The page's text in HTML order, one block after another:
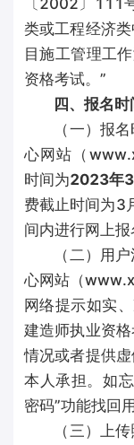
类或工程经济
目施工管理工
资格考试。”
四、报名
（一）报
心网站（
时间为2023年
费截止时间为3
间内进行网上报
（二）用
心网站（
网络提示如实
建造师执业资
情况或者提供
本人承担。如
密码”功能找回
（三）上